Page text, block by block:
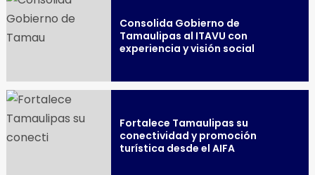
Consolida Gobierno de
Tamaulipas al ITAVU con
experiencia y visión social
Fortalece Tamaulipas su
conectividad y promoción
turística desde el AIFA